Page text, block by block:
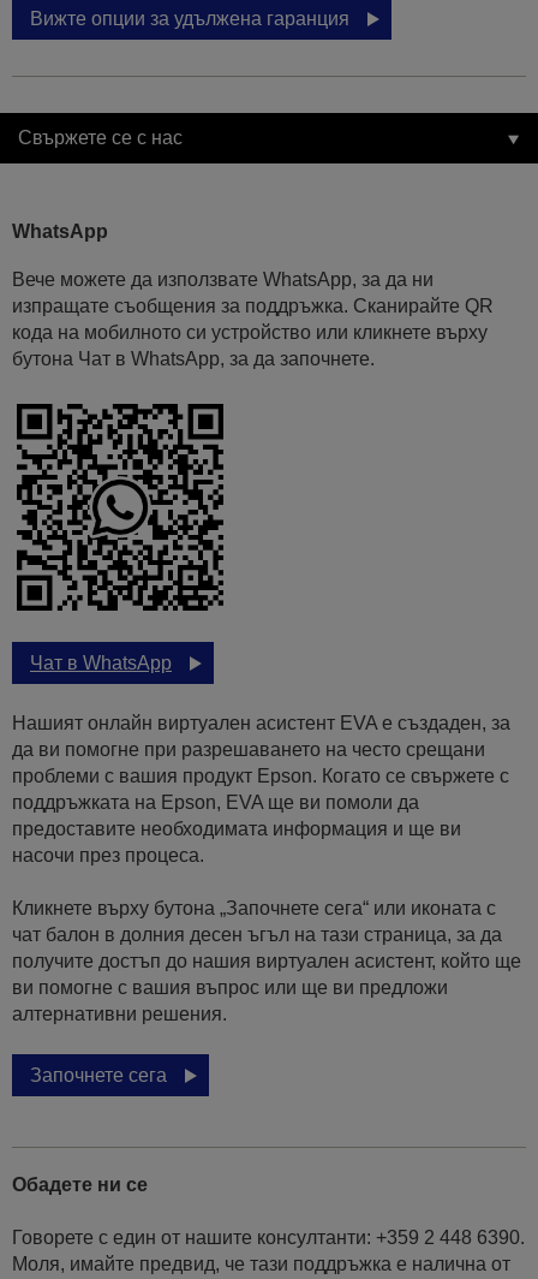
Вижте опции за удължена гаранция
Свържете се с нас
WhatsApp
Вече можете да използвате WhatsApp, за да ни
изпращате съобщения за поддръжка. Сканирайте QR
кода на мобилното си устройство или кликнете върху
бутона Чат в WhatsApp, за да започнете.
Чат в WhatsApp
Нашият онлайн виртуален асистент EVA е създаден, за
да ви помогне при разрешаването на често срещани
проблеми с вашия продукт Epson. Когато се свържете с
поддръжката на Epson, EVA ще ви помоли да
предоставите необходимата информация и ще ви
насочи през процеса.
Кликнете върху бутона „Започнете сега“ или иконата с
чат балон в долния десен ъгъл на тази страница, за да
получите достъп до нашия виртуален асистент, който ще
ви помогне с вашия въпрос или ще ви предложи
алтернативни решения.
Започнете сега
Обадете ни се
Говорете с един от нашите консултанти: +359 2 448 6390.
Моля, имайте предвид, че тази поддръжка е налична от